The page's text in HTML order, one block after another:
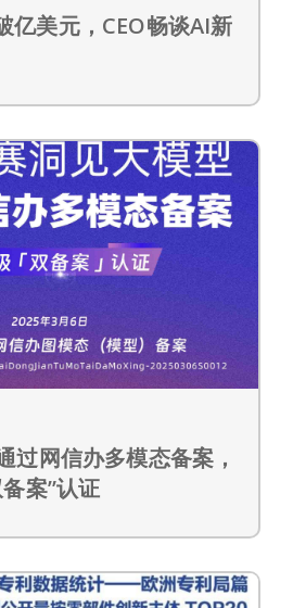
美元，CEO畅谈AI新
过网信办多模态备案，
案”认证